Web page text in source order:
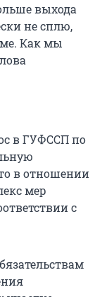
выхода
не сплю,
Как мы
в ГУФССП по
в отношении
мер
с